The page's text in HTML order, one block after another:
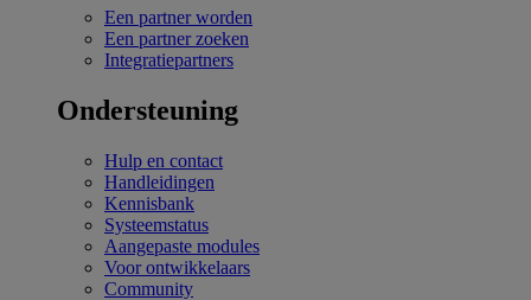
Een partner worden
Een partner zoeken
Integratiepartners
Ondersteuning
Hulp en contact
Handleidingen
Kennisbank
Systeemstatus
Aangepaste modules
Voor ontwikkelaars
Community